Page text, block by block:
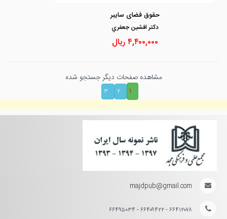
حقوق فضای سایبر
دكتر افشين جعفري
۴,۴۰۰,۰۰۰ریال
مشاهده صفحات دیگر جستجو شده
۱
۲ ۳
majdpub@gmail.com
۶۶۴۱۲۰۷۸ - ۶۶۴۰۹۴۲۲ - ۶۶۴۹۵۰۳۴